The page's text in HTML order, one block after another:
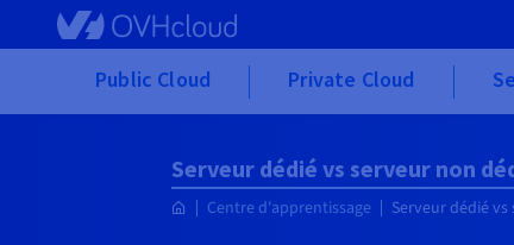
Skip to main content
Public Cloud Private Cloud
Serveur dédié vs serveur non
Centre d'apprentissage Serveur dédié